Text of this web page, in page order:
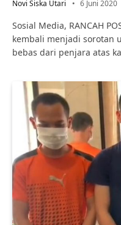
Novi Siska Utari 6 Juni 2020
Sosial Media, RANCAH
kembali menjadi sorotan
bebas dari penjara atas